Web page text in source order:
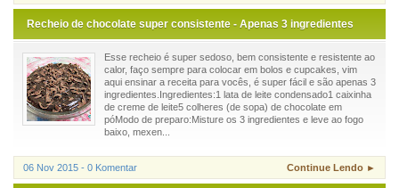
Recheio de chocolate super consistente - Apenas 3 ingredientes
Esse recheio é super sedoso, bem consistente e resistente ao
calor, faço sempre para colocar em bolos e cupcakes, vim
aqui ensinar a receita para vocês, é super fácil e são apenas 3
ingredientes.Ingredientes:1 lata de leite condensado1 caixinha
de creme de leite5 colheres (de sopa) de chocolate em
póModo de preparo:Misture os 3 ingredientes e leve ao fogo
baixo, mexen...
06 Nov 2015 - 0 Komentar Continue Lendo ►